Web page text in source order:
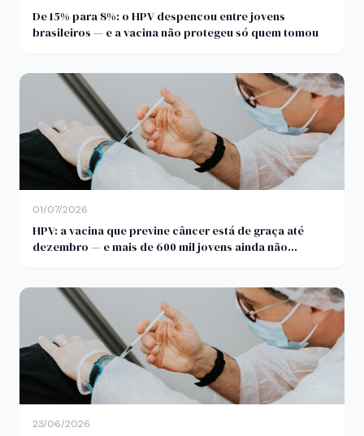
De 15% para 8%: o HPV despencou entre jovens
brasileiros — e a vacina não protegeu só quem tomou
01/07/2026
HPV: a vacina que previne câncer está de graça até
dezembro — e mais de 600 mil jovens ainda não
23/06/2026